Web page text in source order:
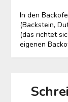
In den
(Backstein,
(das richtet
eigenen